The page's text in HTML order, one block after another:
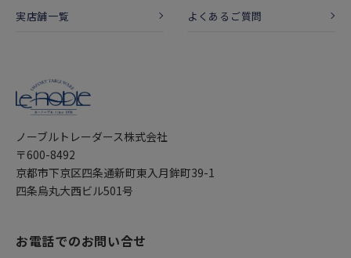
実店舗一覧 よくあるご質問
ノーブルトレーダース株式会社
〒600-8492
京都市下京区四条通新町東入月鉾町39-1
四条烏丸大西ビル501号
お電話でのお問い合せ